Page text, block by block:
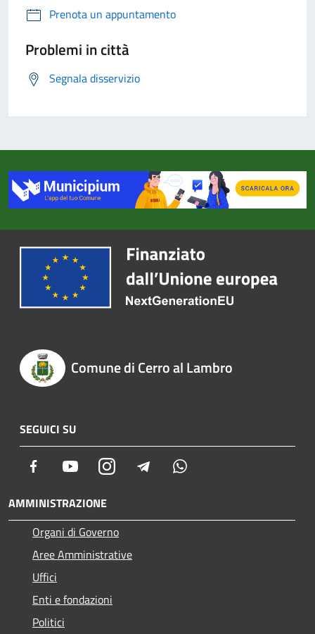
Prenota un appuntamento
Problemi in città
Segnala disservizio
Comune di Cerro al Lambro
SEGUICI SU
Facebook YoutubeInstagram Telegram
AMMINISTRAZIONE
Organi di Governo
Aree Amministrative
Uffici
Enti e fondazioni
Politici